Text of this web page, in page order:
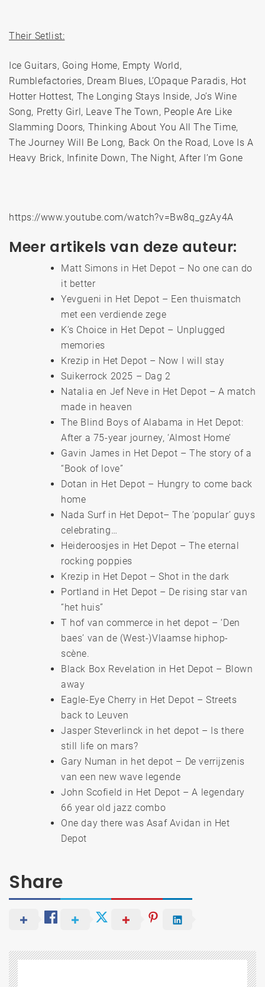
Their Setlist:
Ice Guitars, Going Home, Empty World,
Rumblefactories, Dream Blues, L’Opaque Paradis, Hot
Hotter Hottest, The Longing Stays Inside, Jo’s Wine
Song, Pretty Girl, Leave The Town, People Are Like
Slamming Doors, Thinking About You All The Time,
The Journey Will Be Long, Back On the Road, Love Is A
Heavy Brick, Infinite Down, The Night, After I’m Gone
https://www.youtube.com/watch?v=Bw8q_gzAy4A
Meer artikels van deze auteur:
Matt Simons in Het Depot – No one can do
it better
Yevgueni in Het Depot – Een thuismatch
met een verdiende zege
K’s Choice in Het Depot – Unplugged
memories
Krezip in Het Depot – Now I will stay
Suikerrock 2025 – Dag 2
Natalia en Jef Neve in Het Depot – A match
made in heaven
The Blind Boys of Alabama in Het Depot:
After a 75-year journey, ‘Almost Home’
Gavin James in Het Depot – The story of a
“Book of love”
Dotan in Het Depot – Hungry to come back
home
Nada Surf in Het Depot– The ‘popular’ guys
celebrating…
Heideroosjes in Het Depot – The eternal
rocking poppies
Krezip in Het Depot – Shot in the dark
Portland in Het Depot – De rising star van
“het huis”
T hof van commerce in het depot – ‘Den
baes’ van de (West-)Vlaamse hiphop-
scène.
Black Box Revelation in Het Depot – Blown
away
Eagle-Eye Cherry in Het Depot – Streets
back to Leuven
Jasper Steverlinck in het depot – Is there
still life on mars?
Gary Numan in het depot – De verrijzenis
van een new wave legende
John Scofield in Het Depot – A legendary
66 year old jazz combo
One day there was Asaf Avidan in Het
Depot
Share